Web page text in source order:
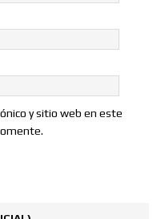
y sitio web en este